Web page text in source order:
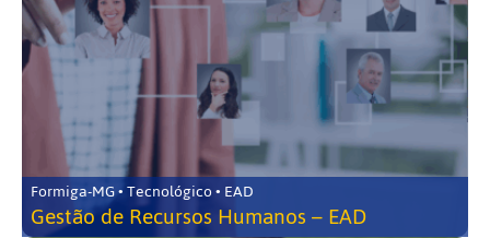
Formiga-MG • Tecnológico • EAD
Gestão de Recursos Humanos – EAD